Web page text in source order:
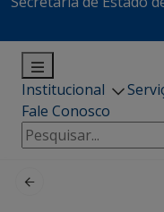
Institucional
Fale Conosco
Pesquisar
por: